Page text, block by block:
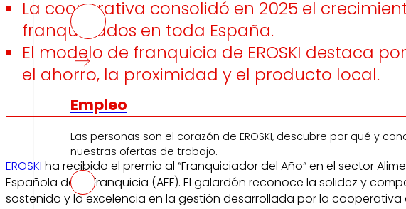
Empleo
Las personas son el corazón de EROSKI, descubre por qué y
nuestras ofertas de trabajo.
La cooperativa consolidó en 2025 el
franquiciados en toda España.
El modelo de franquicia de EROSKI destaca
el ahorro, la proximidad y el producto local.
EROSKI ha recibido el premio al “Franquiciador del Año” en el sector
Española de la Franquicia (AEF). El galardón reconoce la solidez y
sostenido y la excelencia en la gestión desarrollada por la cooperativa